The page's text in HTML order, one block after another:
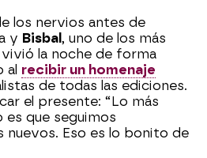
los nervios antes de
y Bisbal , uno de los más
la noche de forma
al recibir un homenaje
de todas las ediciones.
el presente: “Lo más
que seguimos
Eso es lo bonito de